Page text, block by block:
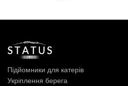
Підйомники для катерів
Укріплення берега